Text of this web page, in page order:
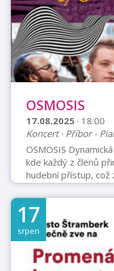
OSMOSIS
17.08.2025 · 18:00
Koncert · Příbor -
OSMOSIS
kde každý z členů
hudební přístup, což
tohoto uskupení.
vyniká patřičnou
skladeb od světově
Shorter, Kenny
vlastní autorskou
Vaníček (trubka),
Kukula (bicí), Tomáš
17
srpen